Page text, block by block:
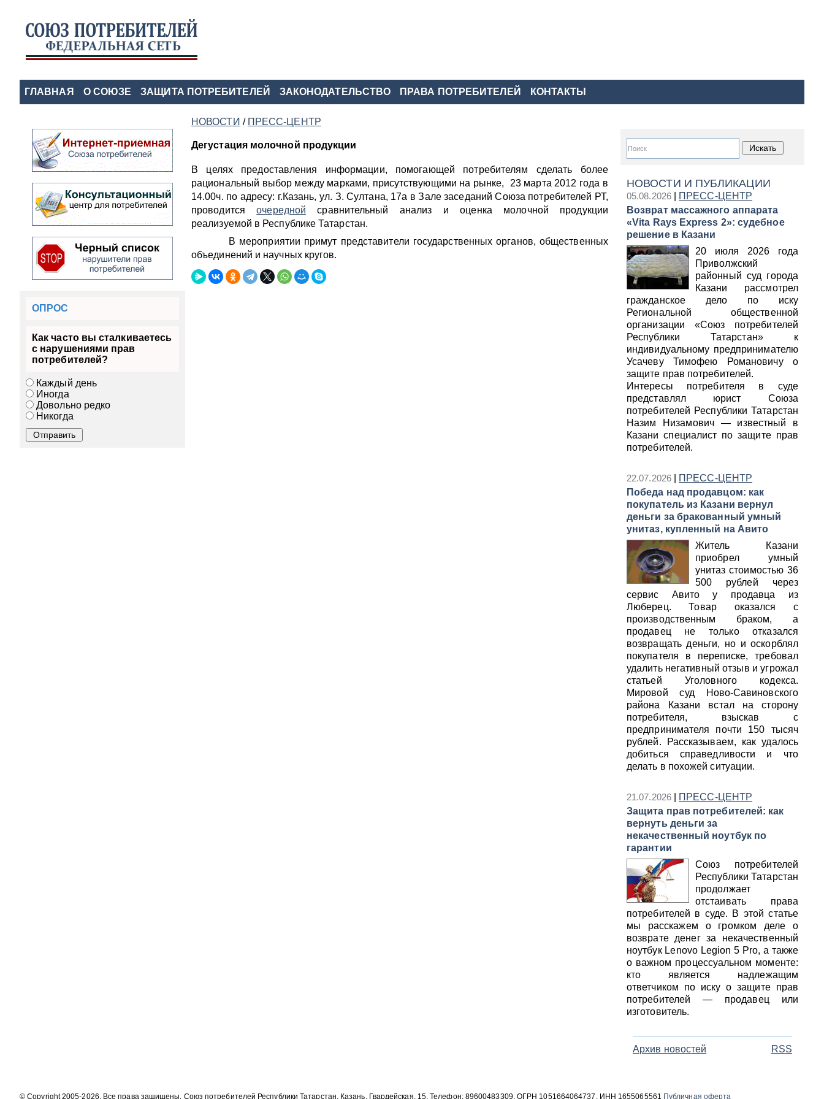
ГЛАВНАЯ О СОЮЗЕ ЗАЩИТА ПОТРЕБИТЕЛЕЙ ЗАКОНОДАТЕЛЬСТВО ПРАВА ПОТРЕБИТЕЛЕЙ КОНТАКТЫ
ОПРОС
Как часто вы сталкиваетесь
с нарушениями прав
потребителей?
Каждый день
Иногда
Довольно редко
Никогда
НОВОСТИ И ПУБЛИКАЦИИ
05.08.2026|
ПРЕСС-ЦЕНТР
Возврат массажного аппарата
«Vita Rays Express 2»: судебное
решение в Казани
20 июля 2026 года
Приволжский
районный суд города
Казани рассмотрел
гражданское дело по иску
Региональной общественной
организации «Союз потребителей
Республики Татарстан» к
индивидуальному предпринимателю
Усачеву Тимофею Романовичу о
защите прав потребителей.
Интересы потребителя в суде
представлял юрист Союза
потребителей Республики Татарстан
Назим Низамович — известный в
Казани специалист по защите прав
потребителей.
22.07.2026|
ПРЕСС-ЦЕНТР
Победа над продавцом: как
покупатель из Казани вернул
деньги за бракованный умный
унитаз, купленный на Авито
Житель Казани
приобрел умный
унитаз стоимостью 36
500 рублей через
сервис Авито у продавца из
Люберец. Товар оказался с
производственным браком, а
продавец не только отказался
возвращать деньги, но и оскорблял
покупателя в переписке, требовал
удалить негативный отзыв и угрожал
статьей Уголовного кодекса.
Мировой суд Ново-Савиновского
района Казани встал на сторону
потребителя, взыскав с
предпринимателя почти 150 тысяч
рублей. Рассказываем, как удалось
добиться справедливости и что
делать в похожей ситуации.
21.07.2026|
ПРЕСС-ЦЕНТР
Защита прав потребителей: как
вернуть деньги за
некачественный ноутбук по
гарантии
Союз потребителей
Республики Татарстан
продолжает
отстаивать права
потребителей в суде. В этой статье
мы расскажем о громком деле о
возврате денег за некачественный
ноутбук Lenovo Legion 5 Pro, а также
о важном процессуальном моменте:
кто является надлежащим
ответчиком по иску о защите прав
потребителей — продавец или
изготовитель.
Архив новостей RSS
НОВОСТИ / ПРЕСС-ЦЕНТР
Дегустация молочной продукции
В целях предоставления информации, помогающей потребителям сделать более
рациональный выбор между марками, присутствующими на рынке, 23 марта 2012 года в
14.00ч. по адресу: г.Казань, ул. З. Султана, 17а в Зале заседаний Союза потребителей РТ,
проводитсяочередной сравнительный анализ и оценка молочной продукции
реализуемой в Республике Татарстан.
В мероприятии примут представители государственных органов, общественных
объединений и научных кругов.
© Copyright 2005-2026. Все права защищены. Союз потребителей Республики Татарстан, Казань, Гвардейская, 15, Телефон: 89600483309, ОГРН 1051664064737, ИНН 1655065561 Публичная оферта